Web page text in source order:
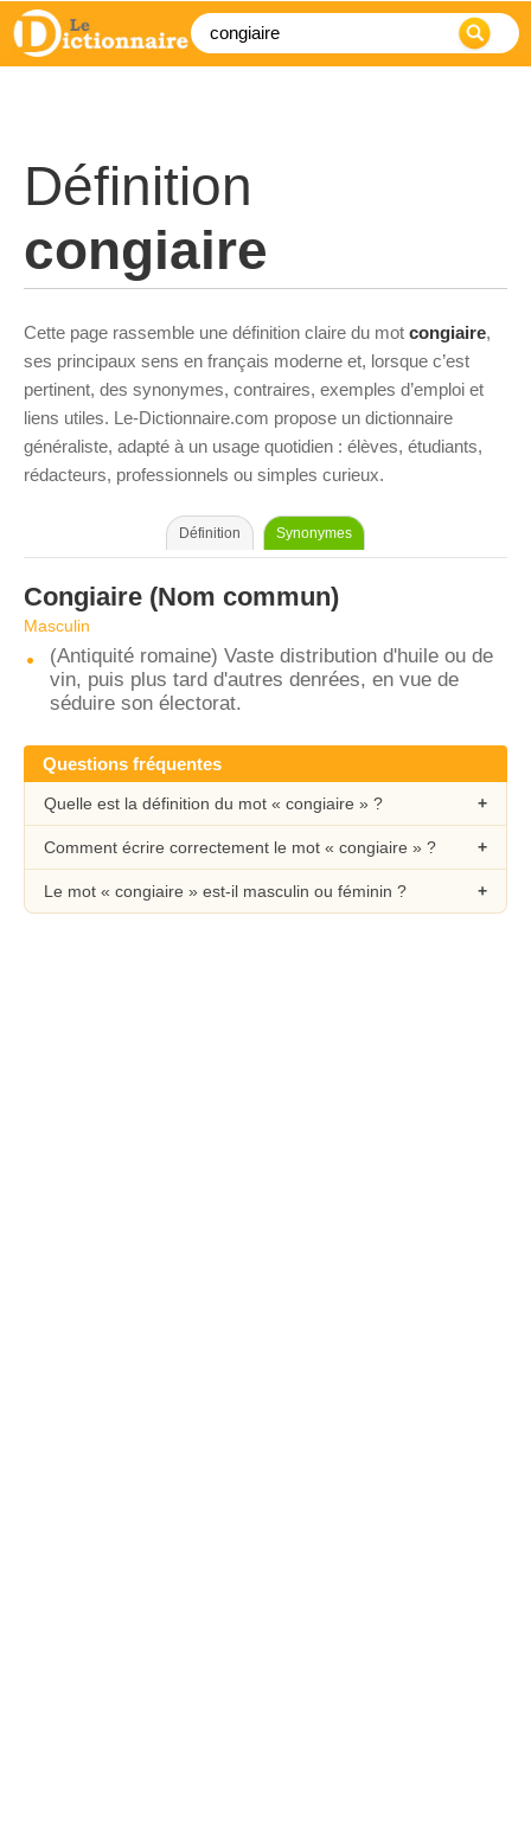
Définition
congiaire
Cette page rassemble une définition claire du mot congiaire,
ses principaux sens en français moderne et, lorsque c’est
pertinent, des synonymes, contraires, exemples d’emploi et
liens utiles. Le-Dictionnaire.com propose un dictionnaire
généraliste, adapté à un usage quotidien : élèves, étudiants,
rédacteurs, professionnels ou simples curieux.
Définition Synonymes
Congiaire (Nom commun)
Masculin
(Antiquité romaine) Vaste distribution d'huile ou de
vin, puis plus tard d'autres denrées, en vue de
séduire son électorat.
Questions fréquentes
Quelle est la définition du mot « congiaire » ?
Comment écrire correctement le mot « congiaire » ?
Le mot « congiaire » est-il masculin ou féminin ?